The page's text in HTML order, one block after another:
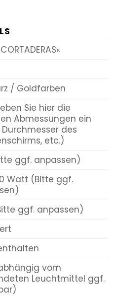
/ Goldfarben
Sie hier die
Abmessungen ein
Durchmesser des
etc.)
ggf. anpassen)
Watt (Bitte ggf.
ggf. anpassen)
vom
Leuchtmittel ggf.